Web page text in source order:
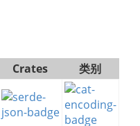
Crates
类别